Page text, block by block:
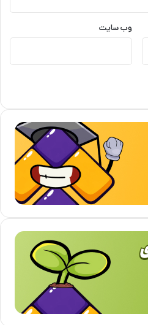
وب‌ سایت